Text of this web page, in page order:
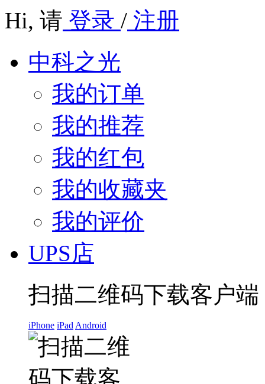
Hi, 请 登录 / 注册
中科之光
我的订单
我的推荐
我的红包
我的收藏夹
我的评价
UPS店
扫描二维码下载客户端
iPhone iPad Android